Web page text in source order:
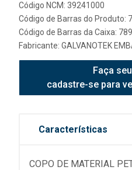
Código NCM: 39241000
Código de Barras do Produto:
Código de Barras da Caixa:
Fabricante: GALVANOTEK
Faça
cadastre-se para
Características
COPO DE MATERIAL